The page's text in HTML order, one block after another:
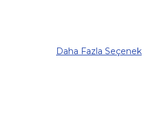
Daha Fazla Seçenek